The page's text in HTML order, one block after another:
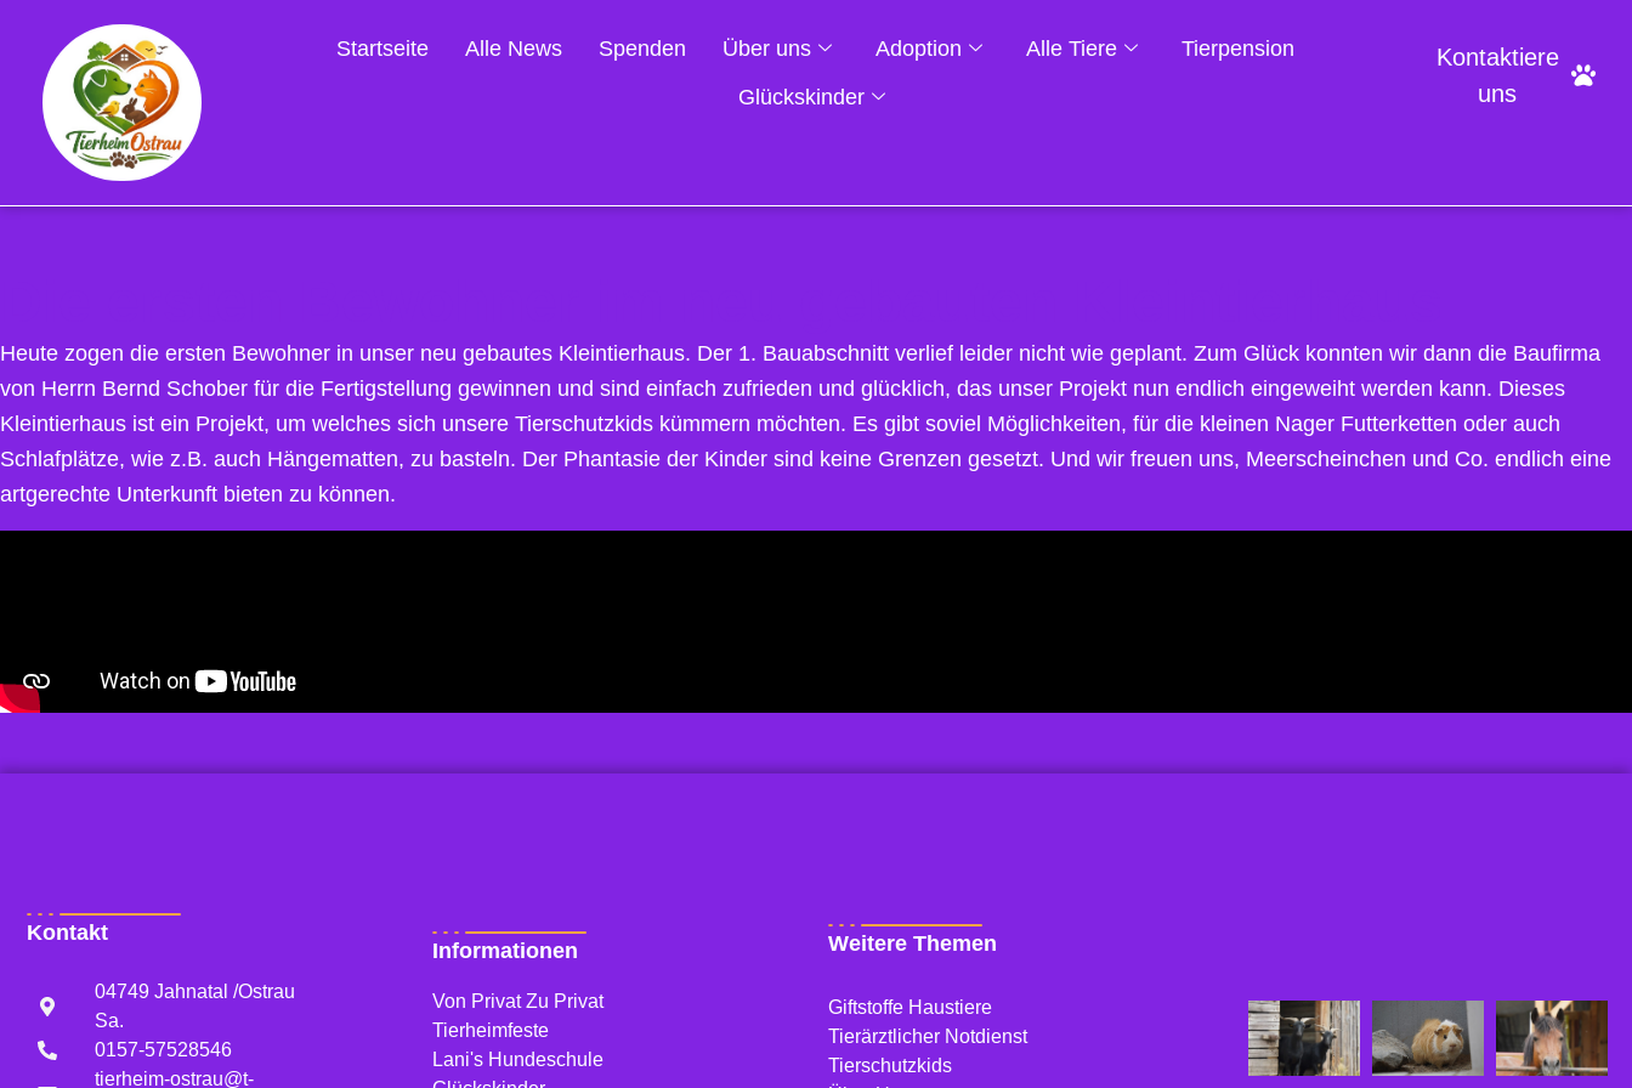
Startseite Alle News Spenden Über uns Adoption Alle Tiere
Tierpension
Glückskinder
Kontaktiere
uns
Heute zogen die ersten Bewohner in unser neu gebautes Kleintierhaus. Der 1. Bauabschnitt verlief leider nicht wie geplant. Zum Glück konnten wir dann die Baufirma
von Herrn Bernd Schober für die Fertigstellung gewinnen und sind einfach zufrieden und glücklich, das unser Projekt nun endlich eingeweiht werden kann. Dieses
Kleintierhaus ist ein Projekt, um welches sich unsere Tierschutzkids kümmern möchten. Es gibt soviel Möglichkeiten, für die kleinen Nager Futterketten oder auch
Schlafplätze, wie z.B. auch Hängematten, zu basteln. Der Phantasie der Kinder sind keine Grenzen gesetzt. Und wir freuen uns, Meerscheinchen und Co. endlich eine
artgerechte Unterkunft bieten zu können.
Kontakt
04749 Jahnatal /Ostrau
Sa.
0157-57528546
tierheim-ostrau@t-
Informationen
Von Privat Zu Privat
Tierheimfeste
Lani's Hundeschule
Weitere Themen
Giftstoffe Haustiere
Tierärztlicher Notdienst
Tierschutzkids